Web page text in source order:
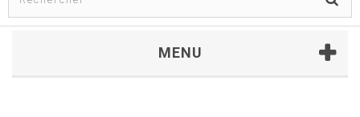
MENU